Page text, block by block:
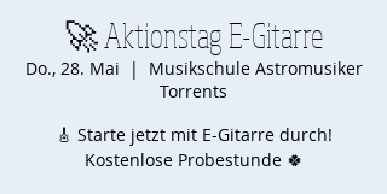
🚀 Aktionstag E-Gitarre
Do., 28. Mai
  |
Musikschule Astromusiker
Torrents
🎸 Starte jetzt mit E-Gitarre durch!
Kostenlose Probestunde 🍀